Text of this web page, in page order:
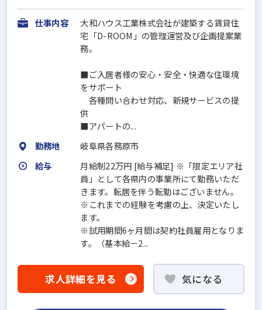
仕事内容
大和ハウス工業株式会社が建築する賃貸住
宅「D-ROOM」の管理運営及び企画提案業
務。
■ご入居者様の安心・安全・快適な住環境
をサポート
各種問い合わせ対応、新規サービスの提
供
■アパートの...
勤務地
岐阜県各務原市
給与
月給制22万円 [給与補足] ※「限定エリア社
員」として各県内の事業所にて勤務いただ
きます。転居を伴う転勤はございません。
※これまでの経験を考慮の上、決定いたし
ます。
※試用期間6ヶ月間は契約社員雇用となりま
す。（基本給－2...
求人詳細を見る 気になる